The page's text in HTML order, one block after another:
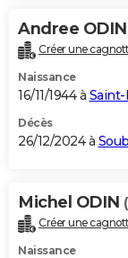
Andree ODIN
Créer une
Naissance
16/11/1944 à
Décès
26/12/2024 à
Michel ODIN
Créer une
Naissance